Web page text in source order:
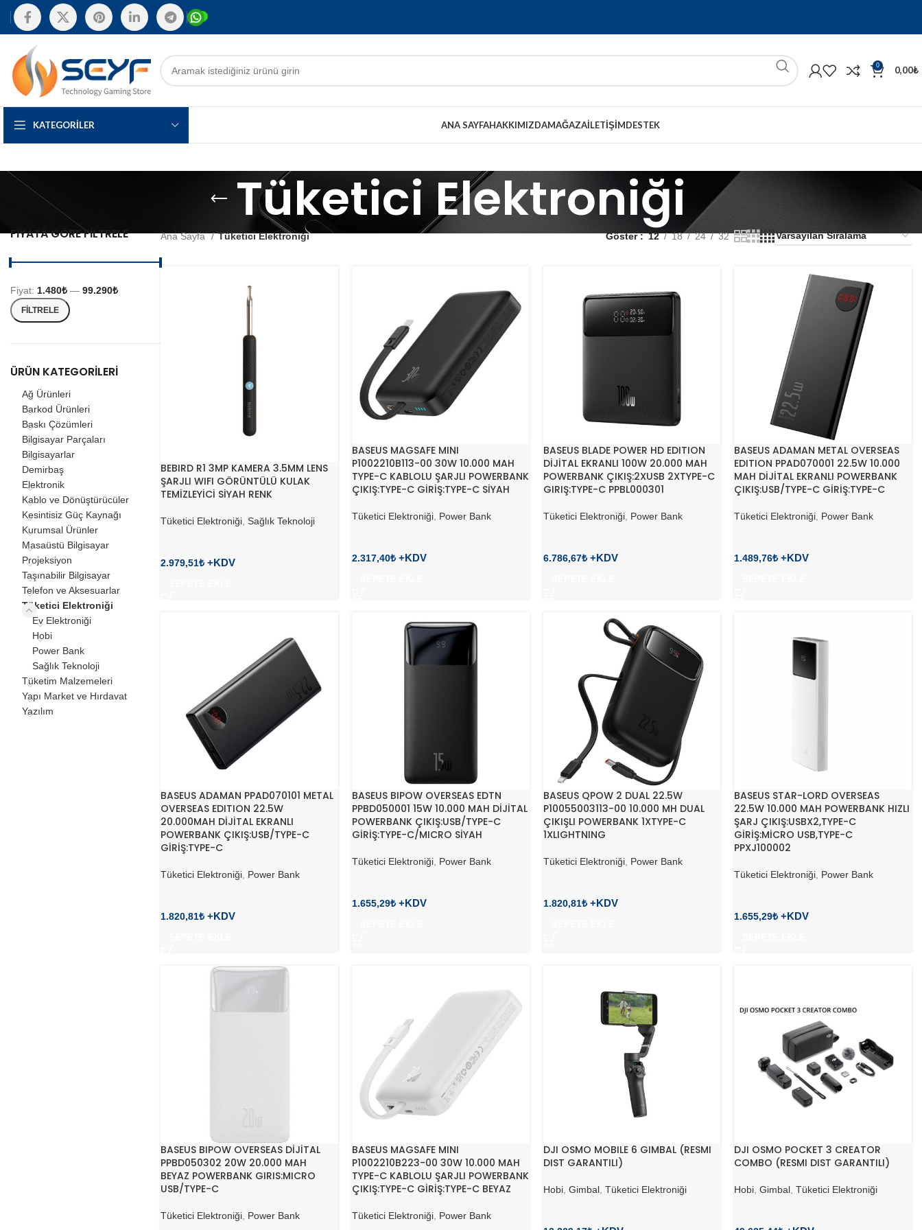
0 0,00₺
KATEGORILER ANA SAYFAHAKKIMIZDAMAĞAZAİLETIŞIMDESTEK
Tüketici Elektroniği
FIYATA GÖRE FILTRELE
FILTRELE
Fiyat: 1.480₺ — 99.290₺
ÜRÜN KATEGORILERI
Ağ Ürünleri
Barkod Ürünleri
Baskı Çözümleri
Bilgisayar Parçaları
Bilgisayarlar
Demirbaş
Elektronik
Kablo ve Dönüştürücüler
Kesintisiz Güç Kaynağı
Kurumsal Ürünler
Masaüstü Bilgisayar
Projeksiyon
Taşınabilir Bilgisayar
Telefon ve Aksesuarlar
Tüketici Elektroniği
Ev Elektroniği
Hobi
Power Bank
Sağlık Teknoloji
Tüketim Malzemeleri
Yapı Market ve Hırdavat
Yazılım
Ana Sayfa Tüketici Elektroniği Göster 12 18 24 32
BEBIRD R1 3MP KAMERA 3.5MM LENS
ŞARJLI WIFI GÖRÜNTÜLÜ KULAK
TEMİZLEYİCİ SİYAH RENK
Tüketici Elektroniği Sağlık Teknoloji
2.979,51₺
BASEUS MAGSAFE MINI
P1002210B113-00 30W 10.000 MAH
TYPE-C KABLOLU ŞARJLI POWERBANK
ÇIKIŞ:TYPE-C GİRİŞ:TYPE-C SİYAH
Tüketici Elektroniği, Power Bank
2.317,40₺
BASEUS BLADE POWER HD EDITION
DİJİTAL EKRANLI 100W 20.000 MAH
POWERBANK ÇIKIŞ:2XUSB 2XTYPE-C
GIRIŞ:TYPE-C PPBL000301
Tüketici Elektroniği, Power Bank
6.786,67₺
BASEUS ADAMAN METAL OVERSEAS
EDITION PPAD070001 22.5W 10.000
MAH DİJİTAL EKRANLI POWERBANK
ÇIKIŞ:USB/TYPE-C GİRİŞ:TYPE-C
Tüketici Elektroniği Power Bank
1.489,76₺
BASEUS ADAMAN PPAD070101 METAL
OVERSEAS EDITION 22.5W
20.000MAH DİJİTAL EKRANLI
POWERBANK ÇIKIŞ:USB/TYPE-C
GİRİŞ:TYPE-C
Tüketici Elektroniği, Power Bank
1.820,81₺
BASEUS BIPOW OVERSEAS EDTN
PPBD050001 15W 10.000 MAH DİJİTAL
POWERBANK ÇIKIŞ:USB/TYPE-C
GİRİŞ:TYPE-C/MICRO SİYAH
Tüketici Elektroniği, Power Bank
1.655,29₺
BASEUS QPOW 2 DUAL 22.5W
P10055003113-00 10.000 MH DUAL
ÇIKIŞLI POWERBANK 1XTYPE-C
1XLIGHTNING
Tüketici Elektroniği, Power Bank
1.820,81₺
BASEUS STAR-LORD OVERSEAS
22.5W 10.000 MAH POWERBANK HIZLI
ŞARJ ÇIKIŞ:USBX2,TYPE-C
GİRİŞ:MİCRO USB,TYPE-C
PPXJ100002
Tüketici Elektroniği, Power Bank
1.655,29₺
BASEUS BIPOW OVERSEAS DİJİTAL
PPBD050302 20W 20.000 MAH
BEYAZ POWERBANK GIRIS:MICRO
USB/TYPE-C
Tüketici Elektroniği Power Bank
BASEUS MAGSAFE MINI
P1002210B223-00 30W 10.000 MAH
TYPE-C KABLOLU ŞARJLI POWERBANK
ÇIKIŞ:TYPE-C GİRİŞ:TYPE-C BEYAZ
Tüketici Elektroniği, Power Bank
DJI OSMO MOBILE 6 GIMBAL (RESMI
DIST GARANTILI)
Hobi, Gimbal, Tüketici Elektroniği
DJI OSMO POCKET 3 CREATOR
COMBO (RESMI DIST GARANTILI)
Hobi ,Gimbal ,Tüketici Elektroniği